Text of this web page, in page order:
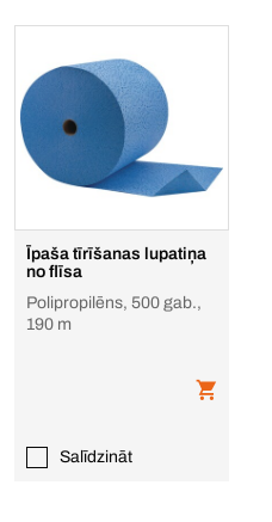
Īpaša tīrīšanas lupatiņa
no flīsa
Polipropilēns, 500 gab.,
190 m
Salīdzināt